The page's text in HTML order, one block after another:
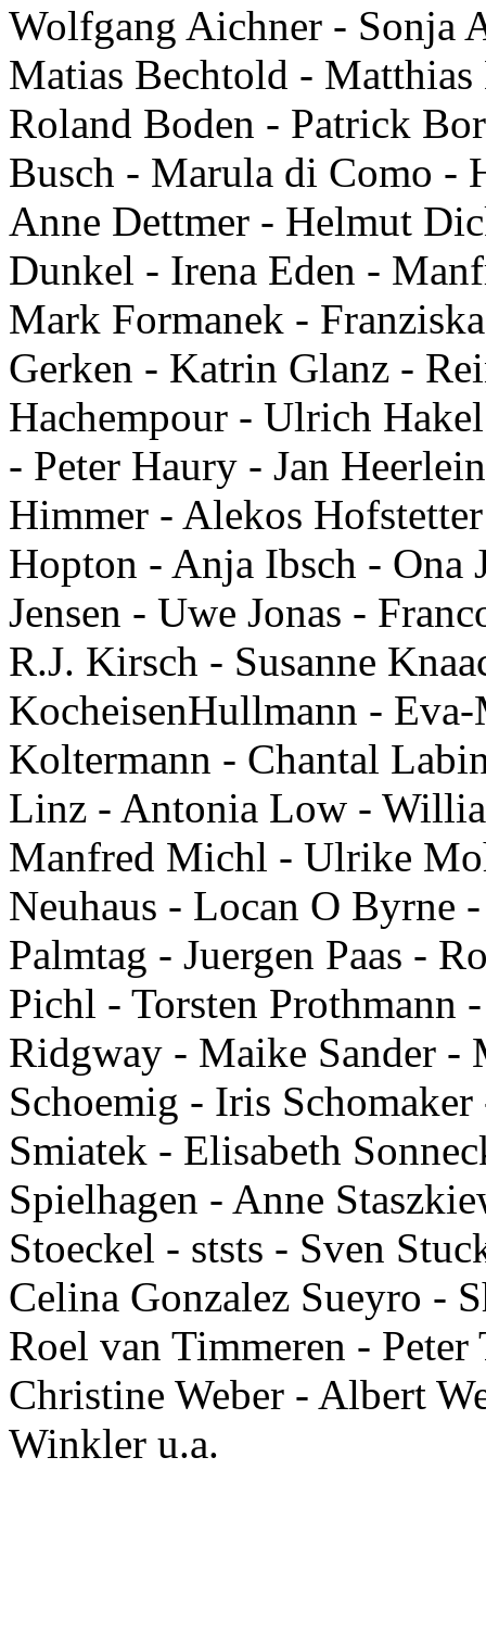
Wolfgang Aichner - Sonja
Matias Bechtold -
Roland Boden - Patrick
Busch - Marula di Como -
Anne Dettmer - Helmut
Dunkel - Irena Eden -
Mark Formanek -
Gerken - Katrin Glanz -
Hachempour - Ulrich
- Peter Haury - Jan
Himmer - Alekos
Hopton - Anja Ibsch - Ona
Jensen - Uwe Jonas -
R.J. Kirsch - Susanne
KocheisenHullmann -
Koltermann - Chantal
Linz - Antonia Low -
Manfred Michl - Ulrike
Neuhaus - Locan O Byrne
Palmtag - Juergen Paas -
Pichl - Torsten Prothmann
Ridgway - Maike Sander -
Schoemig - Iris
Smiatek - Elisabeth
Spielhagen - Anne
Stoeckel - ststs - Sven
Celina Gonzalez Sueyro -
Roel van Timmeren -
Christine Weber - Albert
Winkler u.a.